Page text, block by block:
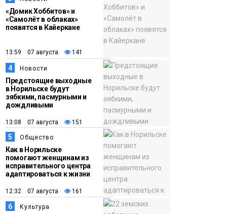
МЧС сообщили о
пожарах в
Норильске,
Дудинке и Игарке
«Домик Хоббитов» и
«Самолёт в облаках»
появятся в Кайеркане
13:59 07 августа 141
4 Новости
Предстоящие выходные
в Норильске будут
зябкими, пасмурными и
дождливыми
13:08 07 августа 151
5 Общество
Как в Норильске
помогают женщинам из
исправительного центра
адаптироваться к жизни
12:32 07 августа 161
6 Культура